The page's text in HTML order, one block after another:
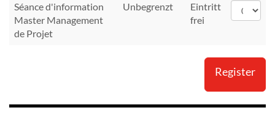
Séance d'information
Master Management
de Projet
Unbegrenzt
Eintritt
frei
Register